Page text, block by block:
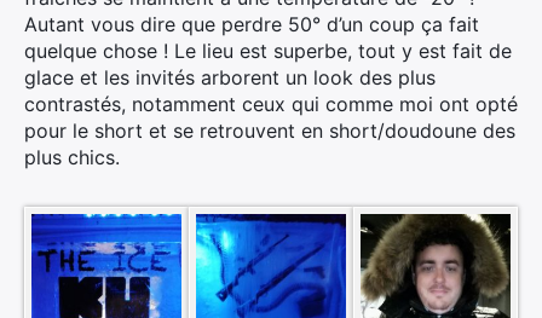
Autant vous dire que perdre 50° d’un coup ça fait
quelque chose ! Le lieu est superbe, tout y est fait de
glace et les invités arborent un look des plus
contrastés, notamment ceux qui comme moi ont opté
pour le short et se retrouvent en short/doudoune des
plus chics.